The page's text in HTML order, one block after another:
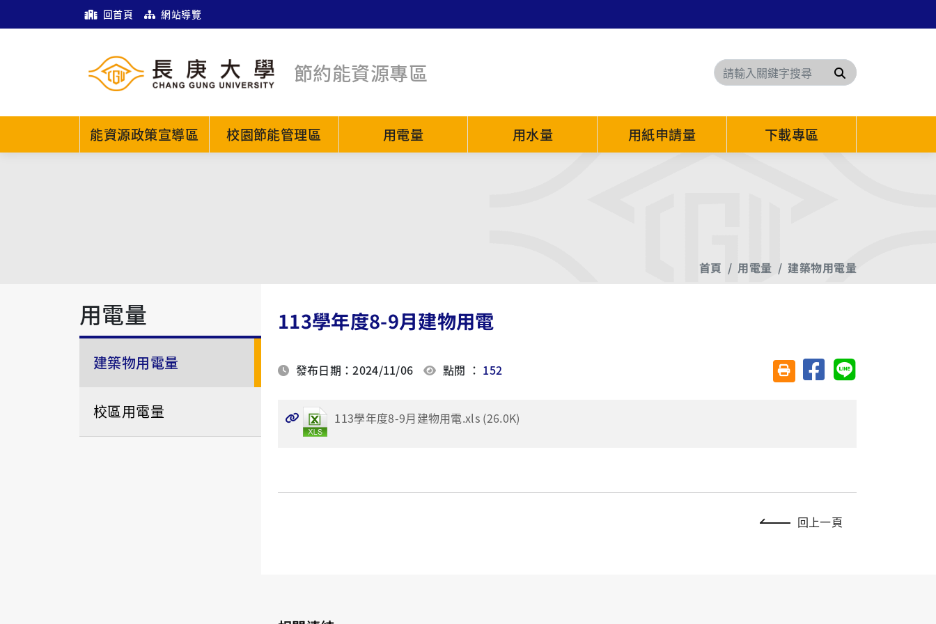
回首頁 網站導覽
節約能資源專區 搜尋
能資源政策宣導區 校園節能管理區 用電量 用水量 用紙申請量 下載專區
首頁 用電量 建築物用電量
用電量
建築物用電量
校區用電量
113學年度8-9月建物用電
發布日期：2024/11/06 點閱 ： 152 友善列印(另開視窗)
分享至臉書分享至 Line
113學年度8-9月建物用電.xls (26.0K)
回上一頁